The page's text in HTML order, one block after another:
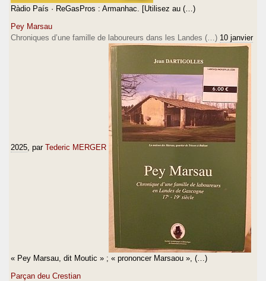
Ràdio País · ReGasPros : Armanhac. [Utilisez au (…)
Pey Marsau
Chroniques d’une famille de laboureurs dans les Landes (…) 10 janvier
2025 , par Tederic MERGER
« Pey Marsau, dit Moutic » ; « prononcer Marsaou », (…)
Parçan deu Crestian